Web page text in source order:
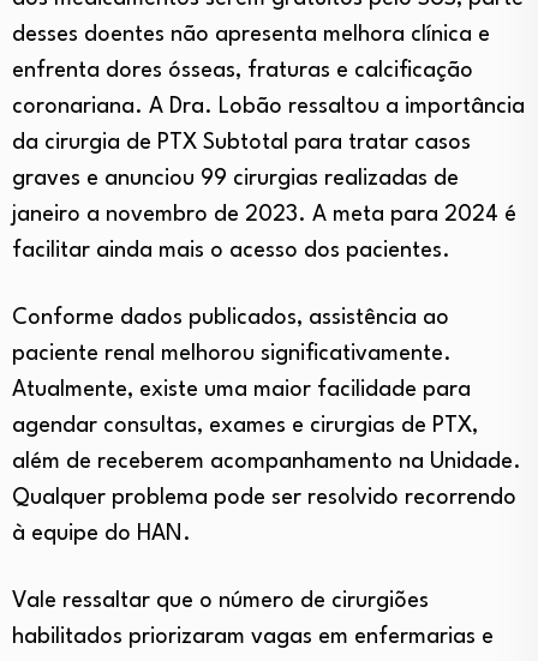
desses doentes não apresenta melhora clínica e
enfrenta dores ósseas, fraturas e calcificação
coronariana. A Dra. Lobão ressaltou a importância
da cirurgia de PTX Subtotal para tratar casos
graves e anunciou 99 cirurgias realizadas de
janeiro a novembro de 2023. A meta para 2024 é
facilitar ainda mais o acesso dos pacientes.
Conforme dados publicados, assistência ao
paciente renal melhorou significativamente.
Atualmente, existe uma maior facilidade para
agendar consultas, exames e cirurgias de PTX,
além de receberem acompanhamento na Unidade.
Qualquer problema pode ser resolvido recorrendo
à equipe do HAN.
Vale ressaltar que o número de cirurgiões
habilitados priorizaram vagas em enfermarias e